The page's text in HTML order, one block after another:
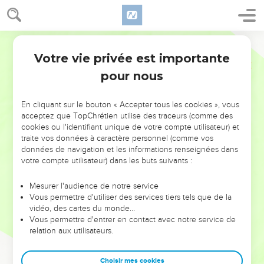
NE MANQUEZ PAS L’ÉVÉNEMENT
DE L’ANNÉE !
ET SI LEURS ERREURS POUVAIENT VOUS ÉVITER LES
VOTRES ?
leur foi ou leur vision. Mais on voit moins les doutes, les erreurs
et les saisons difficiles qu'ils ont traversés, alors même que ce
sont elles qui les ont façonnés.
Dans cette conférence, leaders, entrepreneurs, et responsables
clés pour avancer avec plus de sagesse afin que leurs erreurs
Votre vie privée est importante
pour nous
En cliquant sur le bouton « Accepter tous les cookies », vous
acceptez que TopChrétien utilise des traceurs (comme des
cookies ou l'identifiant unique de votre compte utilisateur) et
traite vos données à caractère personnel (comme vos
données de navigation et les informations renseignées dans
votre compte utilisateur) dans les buts suivants :
Mesurer l'audience de notre service
Vous permettre d'utiliser des services tiers tels que de la
vidéo, des cartes du monde…
Vous permettre d'entrer en contact avec notre service de
relation aux utilisateurs.
Choisir mes cookies